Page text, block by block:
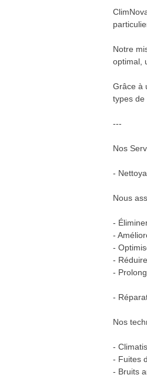
Notre
optimal,
Grâce à
types de
---
Nos
-
Nous
-
-
-
-
-
-
Nos
-
- Fuites
- Bruits